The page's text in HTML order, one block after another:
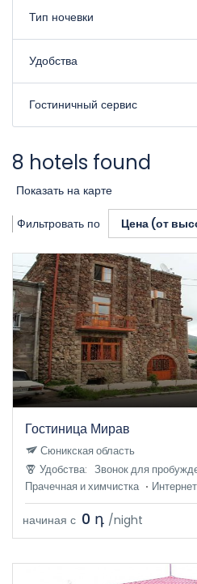
Тип ночевки
Удобства
Гостиничный сервис
8 hotels found
Показать на карте
Фильтровать по Цена (от
Гостиница Мирав
Удобства: Звонок для
Прачечная и химчистка
Сюникская область
начиная с 0 դ /night